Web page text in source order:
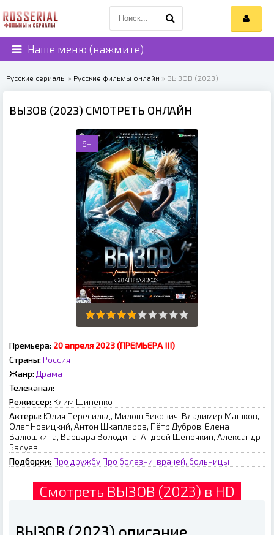
Наше меню (нажмите)
Русские сериалы » Русские фильмы онлайн » ВЫЗОВ (2023)
ВЫЗОВ (2023) СМОТРЕТЬ ОНЛАЙН
6+
Премьера: 20 апреля 2023 (ПРЕМЬЕРА !!!)
Страны: Россия
Жанр: Драма
Телеканал:
Режиссер: Клим Шипенко
Актеры: Юлия Пересильд, Милош Бикович, Владимир Машков,
Олег Новицкий, Антон Шкаплеров, Пётр Дубров, Елена
Валюшкина, Варвара Володина, Андрей Щепочкин, Александр
Балуев
Подборки: Про дружбу Про болезни, врачей, больницы
Смотреть ВЫЗОВ (2023) в HD